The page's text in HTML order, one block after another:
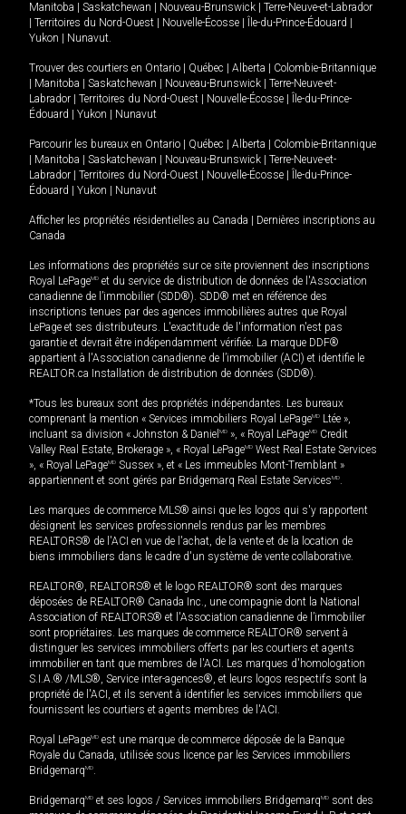
Manitoba
Saskatchewan Nouveau-Brunswick
Terre-Neuve-et-Labrador
Territoires du Nord-Ouest Nouvelle-Écosse Île-du-Prince-Édouard
Yukon
Nunavut.
Trouver des courtiers en Ontario Québec Alberta
Colombie-Britannique
Manitoba Saskatchewan Nouveau-Brunswick
Terre-Neuve-et-
Labrador
Territoires du Nord-Ouest Nouvelle-Écosse
Île-du-Prince-
Édouard
Yukon Nunavut
Parcourir les bureaux en Ontario Québec Alberta
Colombie-Britannique
Manitoba Saskatchewan Nouveau-Brunswick
Terre-Neuve-et-
Labrador
Territoires du Nord-Ouest Nouvelle-Écosse
Île-du-Prince-
Édouard
Yukon Nunavut
Afficher les propriétés résidentielles au Canada
Dernières inscriptions au
Canada
Les informations des propriétés sur ce site proviennent des inscriptions
Royal LePageMD et du service de distribution de données de l'Association
canadienne de l’immobilier (SDD®). SDD® met en référence des
inscriptions tenues par des agences immobilières autres que Royal
LePage et ses distributeurs. L'exactitude de l'information n'est pas
garantie et devrait être indépendamment vérifiée. La marque DDF®
appartient à l'Association canadienne de l’immobilier (ACI) et identifie le
REALTOR.ca Installation de distribution de données (SDD®).
*Tous les bureaux sont des propriétés indépendantes. Les bureaux
comprenant la mention « Services immobiliers Royal LePageMD Ltée »,
incluant sa division « Johnston & Daniel MD », « Royal LePageMD Credit
Valley Real Estate, Brokerage », « Royal LePageMD West Real Estate Services
», « Royal LePageMD Sussex », et « Les immeubles Mont-Tremblant »
appartiennent et sont gérés par Bridgemarq Real Estate ServicesMD.
Les marques de commerce MLS® ainsi que les logos qui s'y rapportent
désignent les services professionnels rendus par les membres
REALTORS® de l'ACI en vue de l'achat, de la vente et de la location de
biens immobiliers dans le cadre d'un système de vente collaborative.
REALTOR®, REALTORS® et le logo REALTOR® sont des marques
déposées de REALTOR® Canada Inc., une compagnie dont la National
Association of REALTORS® et l'Association canadienne de l’immobilier
sont propriétaires. Les marques de commerce REALTOR® servent à
distinguer les services immobiliers offerts par les courtiers et agents
immobilier en tant que membres de l'ACI. Les marques d'homologation
S.I.A.® /MLS®, Service inter-agences®, et leurs logos respectifs sont la
propriété de l'ACI, et ils servent à identifier les services immobiliers que
fournissent les courtiers et agents membres de l'ACI.
Royal LePageMD est une marque de commerce déposée de la Banque
Royale du Canada, utilisée sous licence par les Services immobiliers
BridgemarqMD.
BridgemarqMD et ses logos / Services immobiliers BridgemarqMD sont des